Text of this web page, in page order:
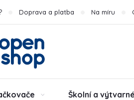
Doprava a platba Na míru
Školní a